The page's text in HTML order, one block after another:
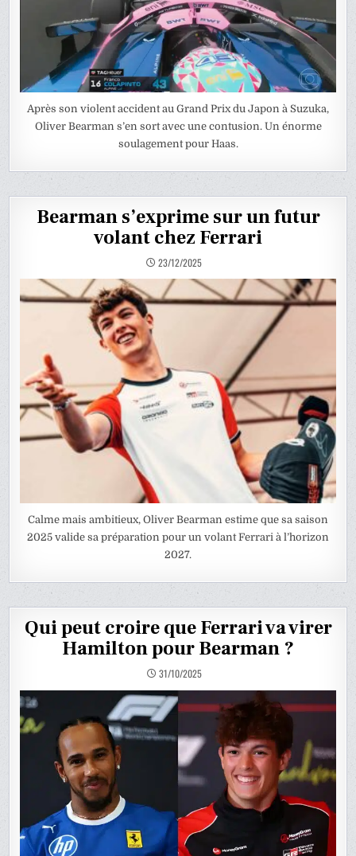
Après son violent accident au Grand Prix du Japon à Suzuka,
Oliver Bearman s’en sort avec une contusion. Un énorme
soulagement pour Haas.
Bearman s’exprime sur un futur
volant chez Ferrari
23/12/2025
Calme mais ambitieux, Oliver Bearman estime que sa saison
2025 valide sa préparation pour un volant Ferrari à l’horizon
2027.
Qui peut croire que Ferrari va virer
Hamilton pour Bearman ?
31/10/2025